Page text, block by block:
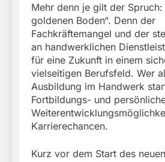
Mehr denn je gilt der
goldenen Boden“. Denn der
Fachkräftemangel und der
an handwerklichen
für eine Zukunft in einem
vielseitigen Berufsfeld. Wer
Ausbildung im Handwerk
Fortbildungs- und
Karrierechancen.
Kurz vor dem Start des neuen